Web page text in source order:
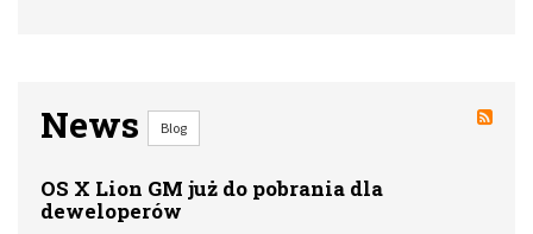
News Blog
OS X Lion GM już do pobrania dla
deweloperów